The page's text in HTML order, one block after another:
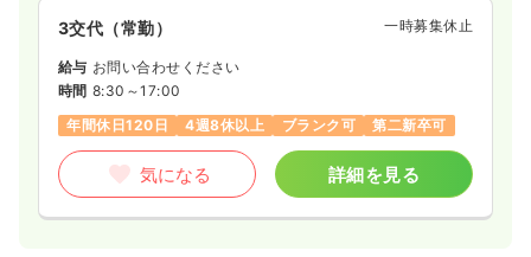
3交代（常勤） 一時募集休止
給与 お問い合わせください
時間 8:30～17:00
年間休日120日
4週8休以上 ブランク可 第二新卒可
気になる 詳細を見る